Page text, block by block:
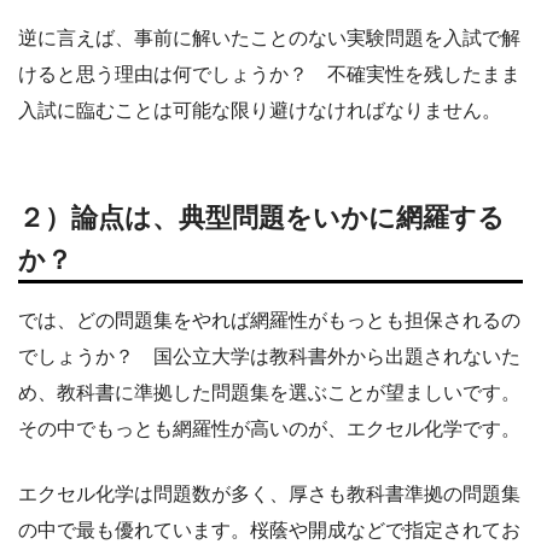
逆に言えば、事前に解いたことのない実験問題を入試で解
けると思う理由は何でしょうか？ 不確実性を残したまま
入試に臨むことは可能な限り避けなければなりません。
２）論点は、典型問題をいかに網羅する
か？
では、どの問題集をやれば網羅性がもっとも担保されるの
でしょうか？ 国公立大学は教科書外から出題されないた
め、教科書に準拠した問題集を選ぶことが望ましいです。
その中でもっとも網羅性が高いのが、エクセル化学です。
エクセル化学は問題数が多く、厚さも教科書準拠の問題集
の中で最も優れています。桜蔭や開成などで指定されてお